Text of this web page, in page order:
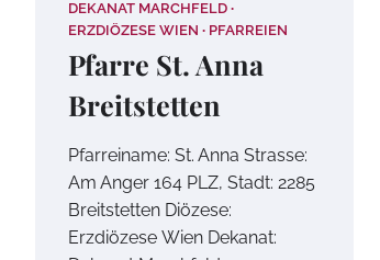
DEKANAT MARCHFELD
ERZDIÖZESE WIEN
PFARREIEN
Pfarre St. Anna
Breitstetten
Pfarreiname: St. Anna Strasse:
Am Anger 164 PLZ, Stadt: 2285
Breitstetten Diözese:
Erzdiözese Wien Dekanat: